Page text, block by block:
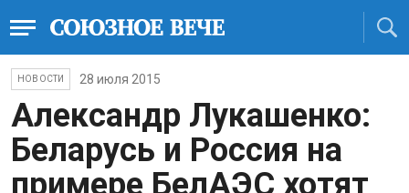
НОВОСТИ 28 июля 2015
Александр Лукашенко:
Беларусь и Россия на
примере БелАЭС хотят